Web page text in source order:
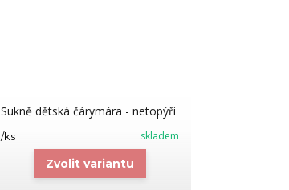
Sukně dětská čárymára - netopýři
/ks skladem
Zvolit variantu